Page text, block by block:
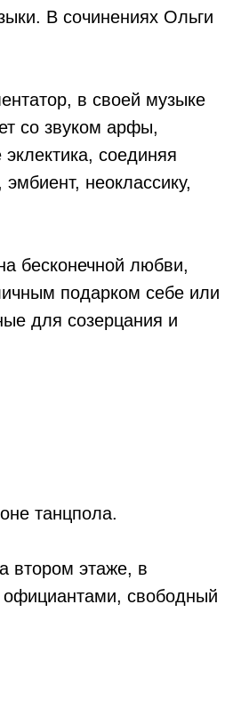
В сочинениях Ольги
в своей музыке
со звуком арфы,
соединяя
неоклассику,
бесконечной любви,
подарком себе или
для созерцания и
танцпола.
втором этаже, в
свободный